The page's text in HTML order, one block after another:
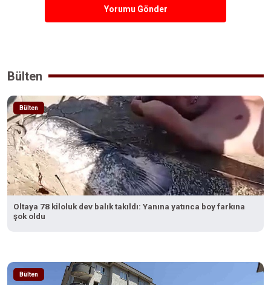
Yorumu Gönder
Bülten
Bülten
Oltaya 78 kiloluk dev balık takıldı: Yanına yatınca boy farkına
şok oldu
Bülten